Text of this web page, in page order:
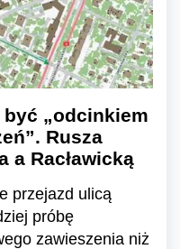
„odcinkiem
Rusza
a Racławicką
przejazd ulicą
próbę
zawieszenia niż